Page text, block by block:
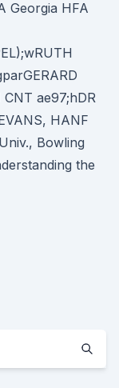
Georgia HFA
CNT ae97;hDR
HANF
Bowling
the